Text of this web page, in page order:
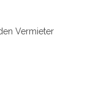
Vermieter